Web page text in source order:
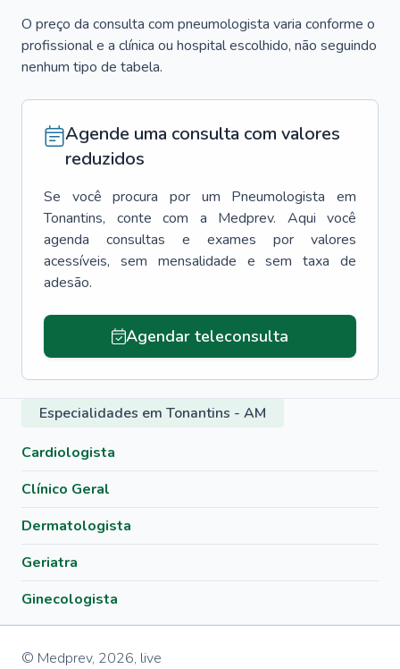
O preço da consulta com pneumologista varia conforme o
profissional e a clínica ou hospital escolhido, não seguindo
nenhum tipo de tabela.
Agende uma consulta com valores
reduzidos
Se você procura por um Pneumologista
em
Tonantins, conte com a Medprev. Aqui você
agenda consultas e exames por valores
acessíveis, sem mensalidade e sem taxa de
adesão.
Agendar teleconsulta
Especialidades em Tonantins - AM
Cardiologista
Clínico Geral
Dermatologista
Geriatra
Ginecologista
© Medprev, 2026, live